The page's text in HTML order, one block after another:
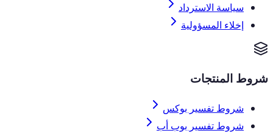
سياسة الاسترداد
إخلاء المسؤولية
شروط المنتجات
شروط تفسير بوكس
شروط تفسير بوب أب